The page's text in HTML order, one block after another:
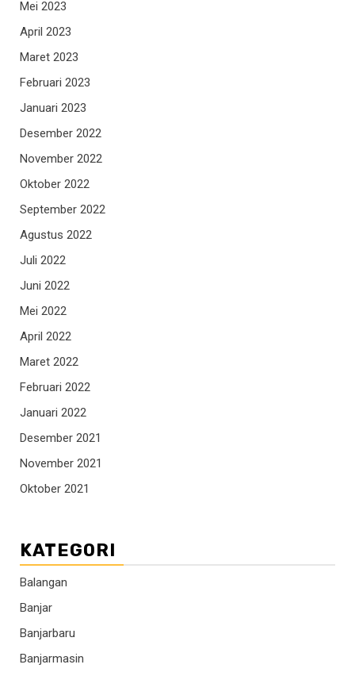
Mei 2023
April 2023
Maret 2023
Februari 2023
Januari 2023
Desember 2022
November 2022
Oktober 2022
September 2022
Agustus 2022
Juli 2022
Juni 2022
Mei 2022
April 2022
Maret 2022
Februari 2022
Januari 2022
Desember 2021
November 2021
Oktober 2021
KATEGORI
Balangan
Banjar
Banjarbaru
Banjarmasin